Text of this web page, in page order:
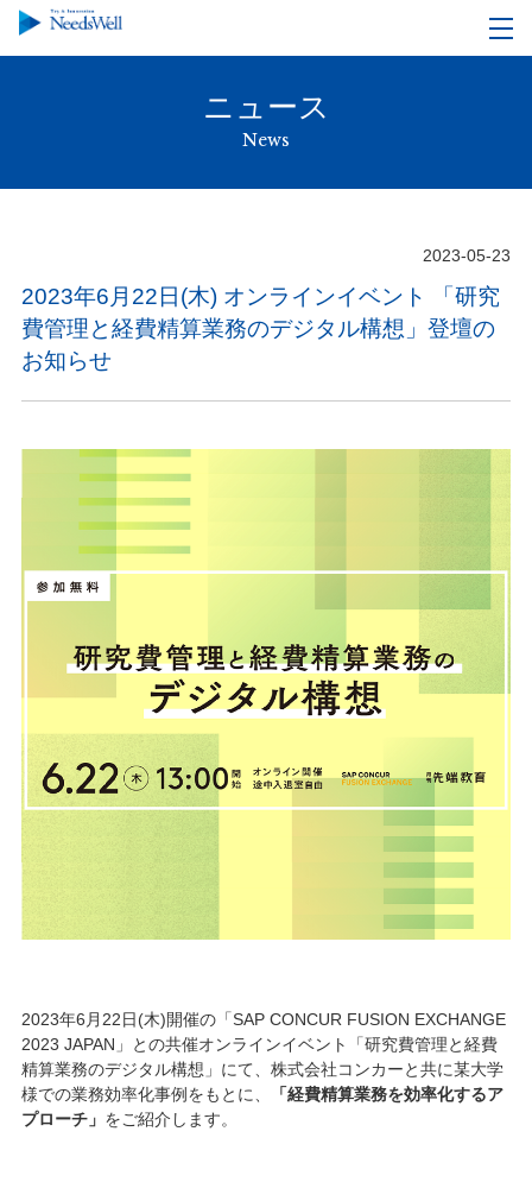
ニュース
News
2023-05-23
2023年6月22日(木) オンラインイベント 「研究
費管理と経費精算業務のデジタル構想」登壇の
お知らせ
2023年6月22日(木)開催の「SAP CONCUR FUSION EXCHANGE
2023 JAPAN」との共催オンラインイベント「研究費管理と経費
精算業務のデジタル構想」にて、株式会社コンカーと共に某大学
様での業務効率化事例をもとに、
「経費精算業務を効率化するア
プローチ」 をご紹介します。